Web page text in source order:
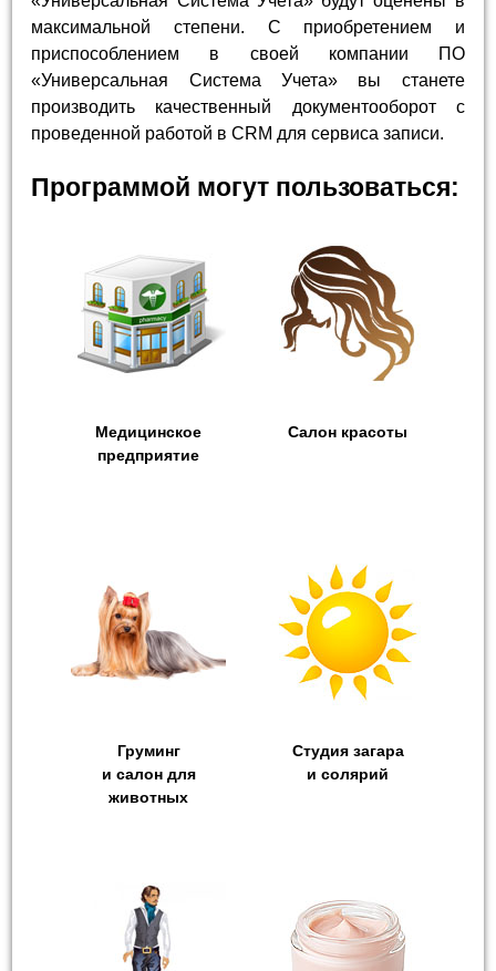
максимальной степени. С приобретением и
приспособлением в своей компании ПО
«Универсальная Система Учета» вы станете
производить качественный документооборот с
проведенной работой в CRM для сервиса записи.
Программой могут пользоваться:
Медицинское
предприятие
Салон красоты
Груминг
и салон для
животных
Студия загара
и cолярий